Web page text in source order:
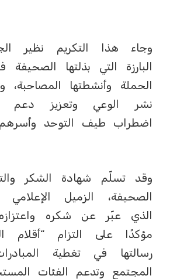
وجاء هذا التكريم نظير
البارزة التي بذلتها الصحيفة
الحملة وأنشطتها المصاحبة،
نشر الوعي وتعزيز دعم
اضطراب طيف التوحد
وقد تسلّم شهادة الشكر
الصحيفة، الزميل الإعلامي
الذي عبّر عن شكره واعتزازه
مؤكدًا على التزام “أقلام
رسالتها في تغطية
المجتمع وتدعم الفئات